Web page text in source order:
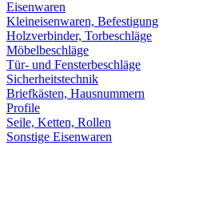
Eisenwaren
Kleineisenwaren, Befestigung
Holzverbinder, Torbeschläge
Möbelbeschläge
Tür- und Fensterbeschläge
Sicherheitstechnik
Briefkästen, Hausnummern
Profile
Seile, Ketten, Rollen
Sonstige Eisenwaren